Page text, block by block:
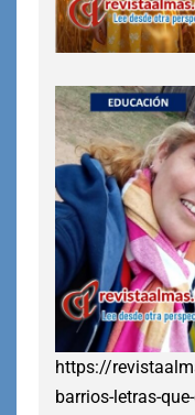
https://
barrios-letras-